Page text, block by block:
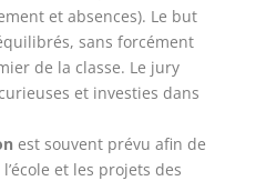
et absences). Le but
sans forcément
de la classe. Le jury
et investies dans
est souvent prévu afin de
et les projets des